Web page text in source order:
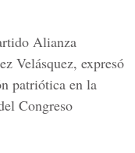
Alianza
Velásquez, expresó
patriótica en la
Congreso